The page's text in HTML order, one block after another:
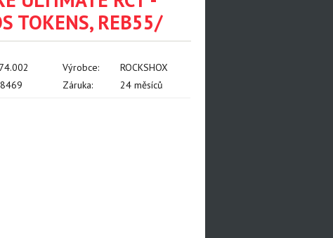
TOKENS, REB55/
Výrobce:
ROCKSHOX
Záruka: 24 měsíců